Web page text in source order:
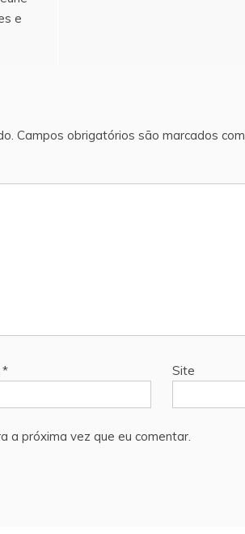
e
Campos obrigatórios são marcados com
* Site
a próxima vez que eu comentar.